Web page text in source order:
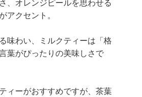
、オレンジピールを思わせる
アクセント。
味わい、ミルクティーは「格
葉がぴったりの美味しさで
ィーがおすすめですが、茶葉